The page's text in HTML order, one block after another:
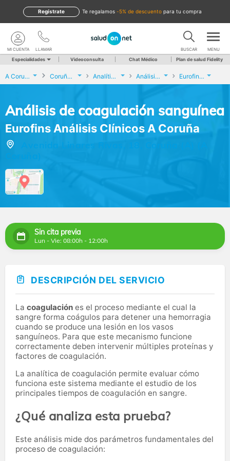
te regalamos -5% de descuento para tu compra
Regístrate
LLAMAR
MI CUENTA BUSCAR MENU
Especialidades Videoconsulta Chat Médico Plan de salud Fidelity
A Coruña Coruña (A) Analíticas y Genética Análisis de coagulación sanguínea Eurofins Análisis Clínicos A Coruña
Análisis de coagulación sanguínea
Eurofins Análisis Clínicos A Coruña
Avenida Linares Rivas, 18, Coruña (A) (A
Sin cita previa
Lun - Vie: 08:00h - 12:00h
DESCRIPCIÓN DEL SERVICIO
La coagulación es el proceso mediante el cual la
sangre forma coágulos para detener una hemorragia
cuando se produce una lesión en los vasos
sanguíneos. Para que este mecanismo funcione
correctamente deben intervenir múltiples proteínas y
factores de coagulación.
La analítica de coagulación permite evaluar cómo
funciona este sistema mediante el estudio de los
principales tiempos de coagulación en sangre.
¿Qué analiza esta prueba?
Este análisis mide dos parámetros fundamentales del
proceso de coagulación: